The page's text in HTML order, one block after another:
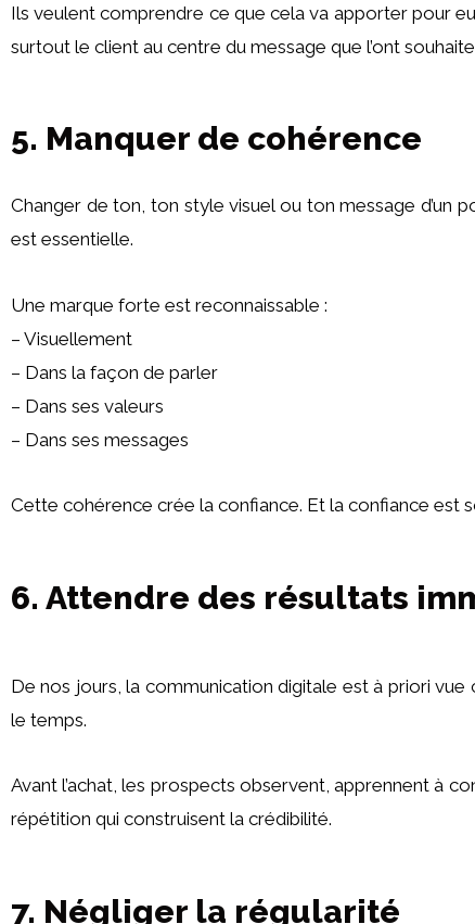
Ils veulent comprendre ce que cela va apporter pour
surtout le client au centre du message que l’ont
5. Manquer de cohérence
Changer de ton, ton style visuel ou ton message d’un
est essentielle.
Une marque forte est reconnaissable :
– Visuellement
– Dans la façon de parler
– Dans ses valeurs
– Dans ses messages
Cette cohérence crée la confiance. Et la confiance est
6. Attendre des résultats
De nos jours, la communication digitale est à priori
le temps.
Avant l’achat, les prospects observent, apprennent à
répétition qui construisent la crédibilité.
7. Négliger la régularité